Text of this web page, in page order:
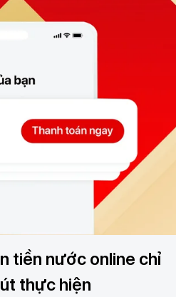
tiền nước online chỉ
thực hiện